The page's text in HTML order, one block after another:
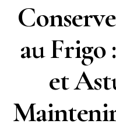
au Frigo
et